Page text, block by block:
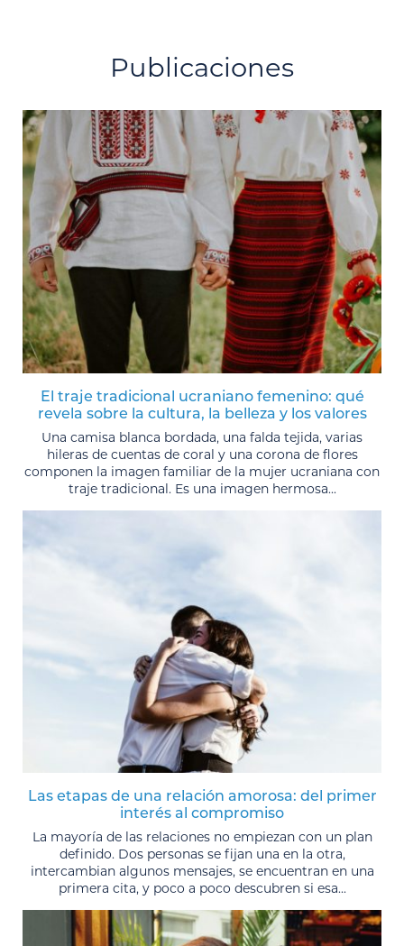
Publicaciones
El traje tradicional ucraniano femenino: qué
revela sobre la cultura, la belleza y los valores
Una camisa blanca bordada, una falda tejida, varias
hileras de cuentas de coral y una corona de flores
componen la imagen familiar de la mujer ucraniana con
traje tradicional. Es una imagen hermosa...
Las etapas de una relación amorosa: del primer
interés al compromiso
La mayoría de las relaciones no empiezan con un plan
definido. Dos personas se fijan una en la otra,
intercambian algunos mensajes, se encuentran en una
primera cita, y poco a poco descubren si esa...